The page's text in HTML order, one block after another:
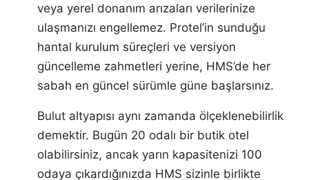
veya yerel donanım arızaları verilerinize
ulaşmanızı engellemez. Protel’in sunduğu
hantal kurulum süreçleri ve versiyon
güncelleme zahmetleri yerine, HMS’de her
sabah en güncel sürümle güne başlarsınız.
Bulut altyapısı aynı zamanda ölçeklenebilirlik
demektir. Bugün 20 odalı bir butik otel
olabilirsiniz, ancak yarın kapasitenizi 100
odaya çıkardığınızda HMS sizinle birlikte